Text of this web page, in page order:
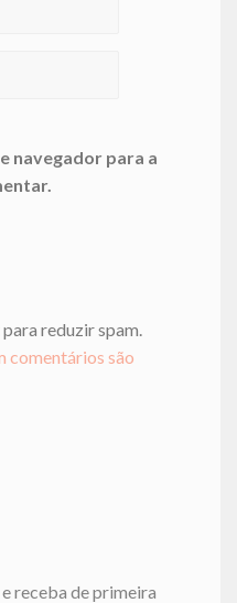
navegador para a
reduzir spam.
comentários são
receba de primeira